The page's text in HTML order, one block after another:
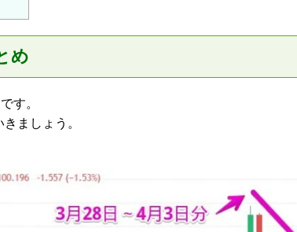
め
す。
ましょう。